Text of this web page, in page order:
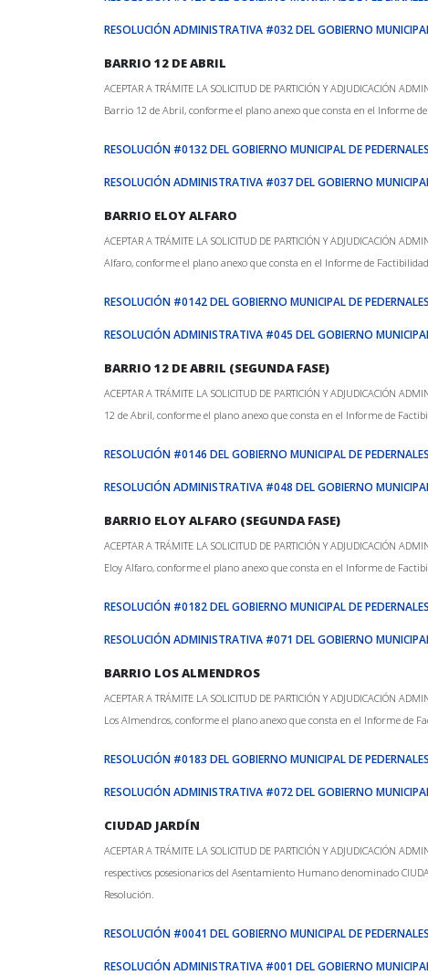
RESOLUCIÓN ADMINISTRATIVA #032 DEL GOBIERNO
BARRIO 12 DE ABRIL
ACEPTAR A TRÁMITE LA SOLICITUD DE PARTICIÓN Y ADJUDICACIÓN
Barrio 12 de Abril, conforme el plano anexo que consta en el Informe
RESOLUCIÓN #0132 DEL GOBIERNO MUNICIPAL DE
RESOLUCIÓN ADMINISTRATIVA #037 DEL GOBIERNO
BARRIO ELOY ALFARO
ACEPTAR A TRÁMITE LA SOLICITUD DE PARTICIÓN Y ADJUDICACIÓN
Alfaro, conforme el plano anexo que consta en el Informe de
RESOLUCIÓN #0142 DEL GOBIERNO MUNICIPAL DE
RESOLUCIÓN ADMINISTRATIVA #045 DEL GOBIERNO
BARRIO 12 DE ABRIL (SEGUNDA FASE)
ACEPTAR A TRÁMITE LA SOLICITUD DE PARTICIÓN Y ADJUDICACIÓN
12 de Abril, conforme el plano anexo que consta en el Informe de
RESOLUCIÓN #0146 DEL GOBIERNO MUNICIPAL DE
RESOLUCIÓN ADMINISTRATIVA #048 DEL GOBIERNO
BARRIO ELOY ALFARO (SEGUNDA FASE)
ACEPTAR A TRÁMITE LA SOLICITUD DE PARTICIÓN Y ADJUDICACIÓN
Eloy Alfaro, conforme el plano anexo que consta en el Informe de
RESOLUCIÓN #0182 DEL GOBIERNO MUNICIPAL DE
RESOLUCIÓN ADMINISTRATIVA #071 DEL GOBIERNO
BARRIO LOS ALMENDROS
ACEPTAR A TRÁMITE LA SOLICITUD DE PARTICIÓN Y ADJUDICACIÓN
Los Almendros, conforme el plano anexo que consta en el Informe de
RESOLUCIÓN #0183 DEL GOBIERNO MUNICIPAL DE
RESOLUCIÓN ADMINISTRATIVA #072 DEL GOBIERNO
CIUDAD JARDÍN
ACEPTAR A TRÁMITE LA SOLICITUD DE PARTICIÓN Y ADJUDICACIÓN
respectivos posesionarios del Asentamiento Humano denominado
Resolución.
RESOLUCIÓN #0041 DEL GOBIERNO MUNICIPAL DE
RESOLUCIÓN ADMINISTRATIVA #001 DEL GOBIERNO